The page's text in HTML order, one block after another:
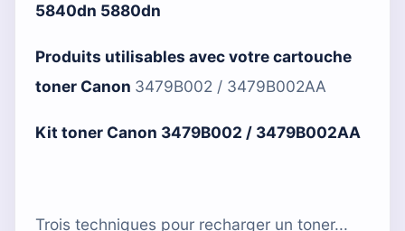
5840dn 5880dn
Produits utilisables avec votre cartouche
toner Canon 3479B002 / 3479B002AA
Kit toner Canon 3479B002 / 3479B002AA
Trois techniques pour recharger un toner...